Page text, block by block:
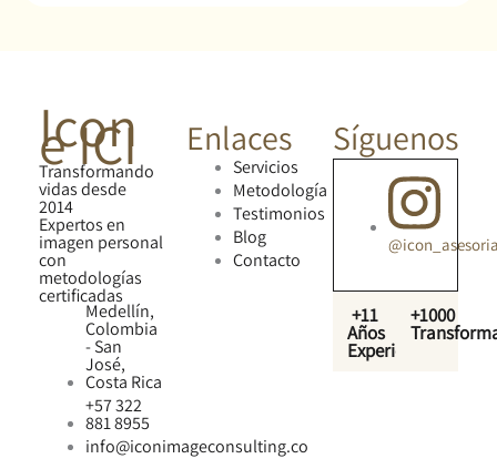
Icon
e ICI
Transformando
vidas desde
2014
Expertos en
imagen personal
con
metodologías
certificadas
Medellín,
Colombia
- San
José,
Costa Rica
+57 322
881 8955
info@iconimageconsulting.co
Enlaces
Servicios
Metodología
Testimonios
Blog
Contacto
Síguenos
+11
Años
Experiencia
+1000